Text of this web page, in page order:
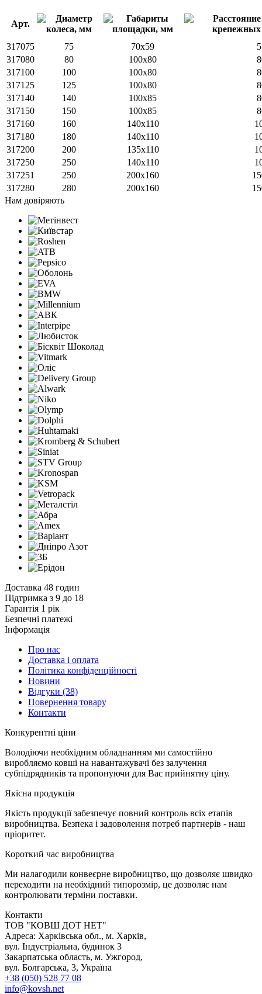
Арт.
317075 75 70x59
317080
80 100x80
317100
100 100x80
317125
125 100x80
317140
140 100х85
317150
150 100х85
317160
160 140x110
317180
180 140x110
317200
200 135х110
317250
250 140x110
317251
250 200x160
317280
280 200x160
Нам довіряють
Доставка 48 годин
Підтримка з 9 до 18
Гарантія 1 рік
Безпечні платежі
Інформація
Про нас
Доставка і оплата
Політика конфіденційності
Новини
Відгуки (38)
Повернення товару
Контакти
Конкурентні ціни
Володіючи необхідним обладнанням ми самостійно
виробляємо ковші на навантажувачі без залучення
субпідрядників та пропонуючи для Вас прийнятну ціну.
Якісна продукція
Якість продукції забезпечує повний контроль всіх етапів
виробництва. Безпека і задоволення потреб партнерів - наш
пріоритет.
Короткий час виробництва
Ми налагодили конвеєрне виробництво, що дозволяє швидко
переходити на необхідний типорозмір, це дозволяє нам
контролювати терміни поставки.
Контакти
TOB "КОВШ ДОТ НЕТ"
Адреса: Харківська обл., м. Харків,
вул. Індустріальна, будинок 3
Закарпатська область, м. Ужгород,
вул. Болгарська, 3, Україна
+38 (050) 528 77 08
info@kovsh.net